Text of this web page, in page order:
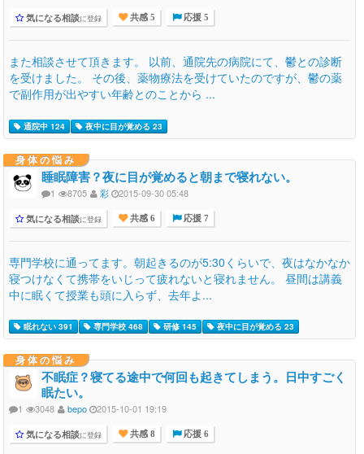
気になる相談に登録 共感 5 応援 5
また相談させて頂きます。 以前、通院先の病院にて、鬱との診断
を受けました。 その後、薬物療法を受けていたのですが、鬱の薬
で副作用が出やすい年齢とのことから ...
通院中 124 夜中に目が覚める 23
身体の悩み
睡眠障害？夜に目が覚めると朝まで寝れない。
1 8705 彩 2015-09-30 05:48
気になる相談に登録 共感 6 応援 7
専門学校に通ってます。朝起きるのが5:30くらいで、夜はなかなか
寝つけなくて携帯をいじって疲れないと寝れません。 昼間は講義
中に眠くて授業も頭に入らず、去年よ...
眠れない 391 専門学校 468 研修 145 夜中に目が覚める 23
身体の悩み
不眠症？寝てる途中で何回も起きてしまう。日中すごく
眠たい。
1 3048 bepo 2015-10-01 19:19
気になる相談に登録 共感 8 応援 6